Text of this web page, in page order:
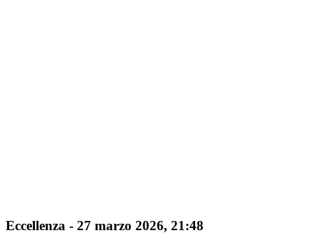
Eccellenza - 27 marzo 2026, 21:48